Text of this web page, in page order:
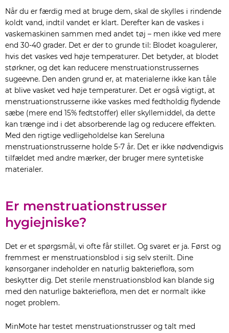
Når du er færdig med at bruge dem, skal de skylles i rindende
koldt vand, indtil vandet er klart. Derefter kan de vaskes i
vaskemaskinen sammen med andet tøj – men ikke ved mere
end 30-40 grader. Det er der to grunde til: Blodet koagulerer,
hvis det vaskes ved høje temperaturer. Det betyder, at blodet
størkner, og det kan reducere menstruationstrussernes
sugeevne. Den anden grund er, at materialerne ikke kan tåle
at blive vasket ved høje temperaturer. Det er også vigtigt, at
menstruationstrusserne ikke vaskes med fedtholdig flydende
sæbe (mere end 15% fedtstoffer) eller skyllemiddel, da dette
kan trænge ind i det absorberende lag og reducere effekten.
Med den rigtige vedligeholdelse kan Sereluna
menstruationstrusserne holde 5-7 år. Det er ikke nødvendigvis
tilfældet med andre mærker, der bruger mere syntetiske
materialer.
Er menstruationstrusser
hygiejniske?
Det er et spørgsmål, vi ofte får stillet. Og svaret er ja. Først og
fremmest er menstruationsblod i sig selv sterilt. Dine
kønsorganer indeholder en naturlig bakterieflora, som
beskytter dig. Det sterile menstruationsblod kan blande sig
med den naturlige bakterieflora, men det er normalt ikke
noget problem.
MinMote har testet menstruationstrusser og talt med